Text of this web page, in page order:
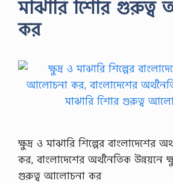
মাঝারি শিাের
কর
ক্ষুদ্র ও মাঝারি শিল্পের বাংলাদেশের
কর, বাংলাদেশের অর্থনৈতিক উন্নয়নে
গুরুত্ব আলোচনা কর